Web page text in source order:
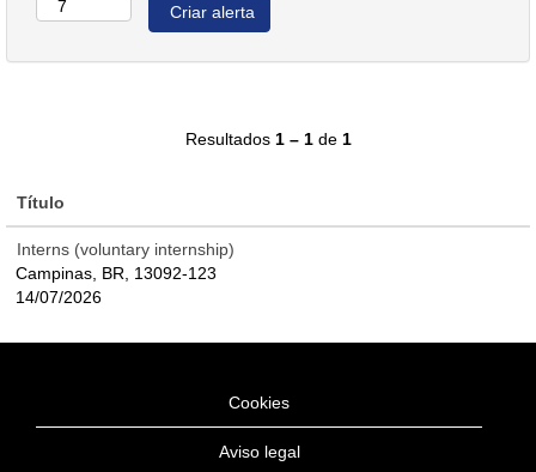
Resultados 1 – 1de 1
Título
Interns (voluntary internship)
Campinas, BR, 13092-123
14/07/2026
Cookies
Aviso legal